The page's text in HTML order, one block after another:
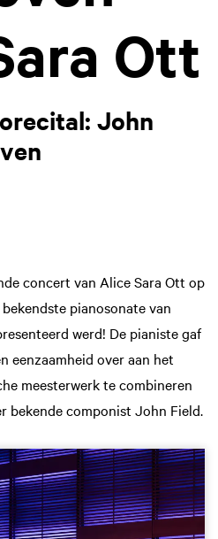
Ott
John
concert van Alice Sara Ott op
pianosonate van
werd! De pianiste gaf
eenzaamheid over aan het
meesterwerk te combineren
bekende componist John Field.